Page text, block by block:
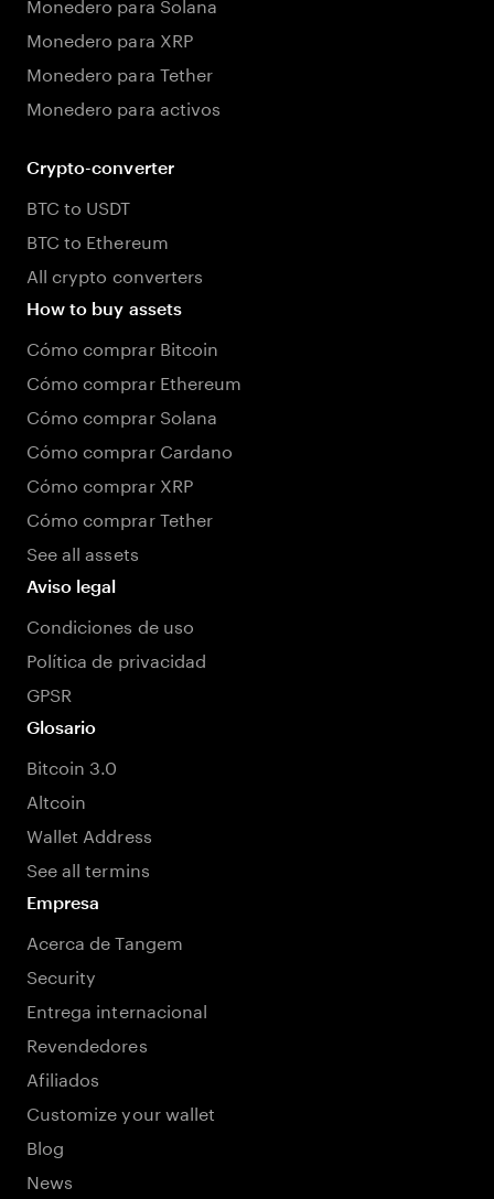
Monedero para XRP
Monedero para Tether
Monedero para activos
Crypto-converter
BTC to USDT
BTC to Ethereum
All crypto converters
How to buy assets
Cómo comprar Bitcoin
Cómo comprar Ethereum
Cómo comprar Solana
Cómo comprar Cardano
Cómo comprar XRP
Cómo comprar Tether
See all assets
Aviso legal
Condiciones de uso
Política de privacidad
GPSR
Glosario
Bitcoin 3.0
Altcoin
Wallet Address
See all termins
Empresa
Acerca de Tangem
Security
Entrega internacional
Revendedores
Afiliados
Customize your wallet
Blog
News